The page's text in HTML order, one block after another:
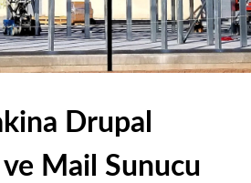
Drupal
Mail Sunucu